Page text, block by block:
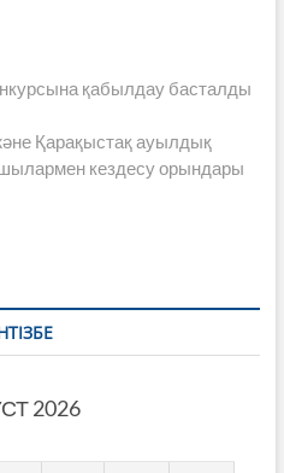
қабылдау басталды
Қарақыстақ ауылдық
кездесу орындары
2026